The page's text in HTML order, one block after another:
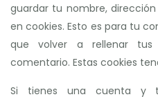
guardar tu nombre,
en cookies. Esto es para tu
que volver a rellenar
comentario. Estas cookies
Si tienes una cuenta y